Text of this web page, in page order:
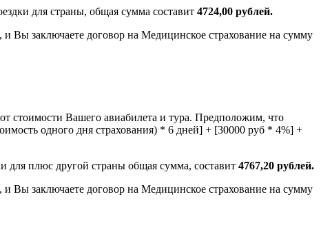
для страны, общая сумма составит 4724,00 рублей.
Вы заключаете договор на Медицинское страхование на сумму
стоимости Вашего авиабилета и тура. Предположим, что
одного дня страхования) * 6 дней] + [30000 руб * 4%] +
для плюс другой страны общая сумма, составит 4767,20 рублей.
Вы заключаете договор на Медицинское страхование на сумму